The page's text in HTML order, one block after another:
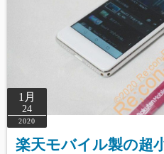
1月
24
2020
楽天モバイル製の超